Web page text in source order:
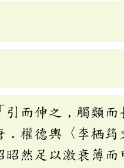
而伸之，觸類
權德輿〈李栖
然足以激衰薄